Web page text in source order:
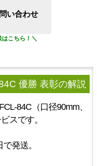
い合わせ
優勝 表彰の解説
84C（口径90mm、
スです。
発送。